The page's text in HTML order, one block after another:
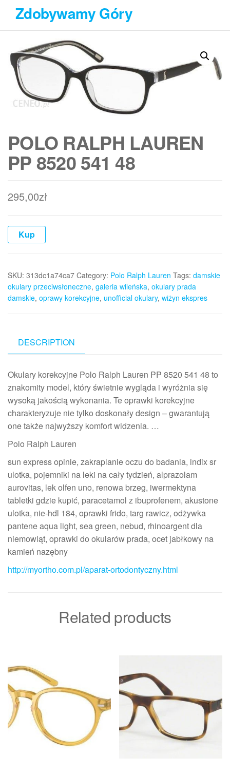
Przejdź
treści
Zdobywamy Góry
POLO RALPH LAUREN
PP 8520 541 48
295,00zł
Kup
SKU: 313dc1a74ca7 Category: Polo Ralph Lauren Tags: damskie
okulary przeciwsłoneczne, galeria wileńska, okulary prada
damskie, oprawy korekcyjne, unofficial okulary, wiżyn ekspres
DESCRIPTION
Okulary korekcyjne Polo Ralph Lauren PP 8520 541 48 to
znakomity model, który świetnie wygląda i wyróżnia się
wysoką jakością wykonania. Te oprawki korekcyjne
charakteryzuje nie tylko doskonały design – gwarantują
one także najwyższy komfort widzenia. …
Polo Ralph Lauren
sun express opinie, zakraplanie oczu do badania, indix sr
ulotka, pojemniki na leki na cały tydzień, alprazolam
aurovitas, lek olfen uno, renowa brzeg, iwermektyna
tabletki gdzie kupić, paracetamol z ibuprofenem, akustone
ulotka, nie-hdl 184, oprawki frido, targ rawicz, odżywka
pantene aqua light, sea green, nebud, rhinoargent dla
niemowląt, oprawki do okularów prada, ocet jabłkowy na
kamień nazębny
http://myortho.com.pl/aparat-ortodontyczny.html
Related products